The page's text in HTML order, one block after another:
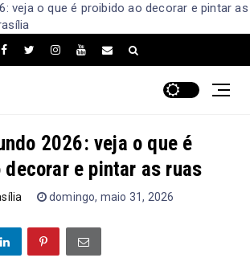
veja o que é proibido ao decorar e pintar as
2026: veja o que é
decorar e pintar as ruas
domingo, maio 31, 2026